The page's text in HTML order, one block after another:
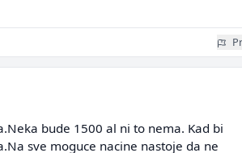
bude 1500 al ni to nema. Kad bi
sve moguce nacine nastoje da ne